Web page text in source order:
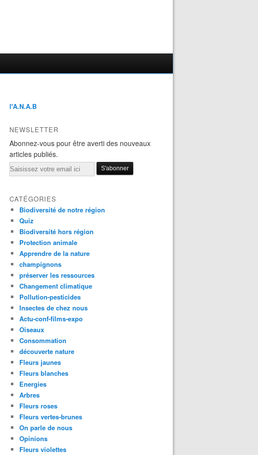
l'A.N.A.B
NEWSLETTER
Abonnez-vous pour être averti des nouveaux
articles publiés.
Email
CATÉGORIES
Biodiversité de notre région
Quiz
Biodiversité hors région
Protection animale
Apprendre de la nature
champignons
préserver les ressources
Changement climatique
Pollution-pesticides
Insectes de chez nous
Actu-conf-films-expo
Oiseaux
Consommation
découverte nature
Fleurs jaunes
Fleurs blanches
Energies
Arbres
Fleurs roses
Fleurs vertes-brunes
On parle de nous
Opinions
Fleurs violettes